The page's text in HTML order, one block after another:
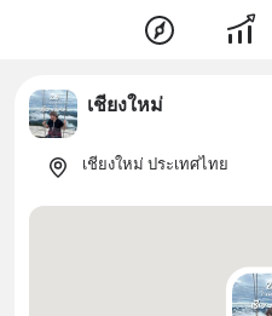
เชียงใหม่
เชียงใหม่ ประเทศไทย